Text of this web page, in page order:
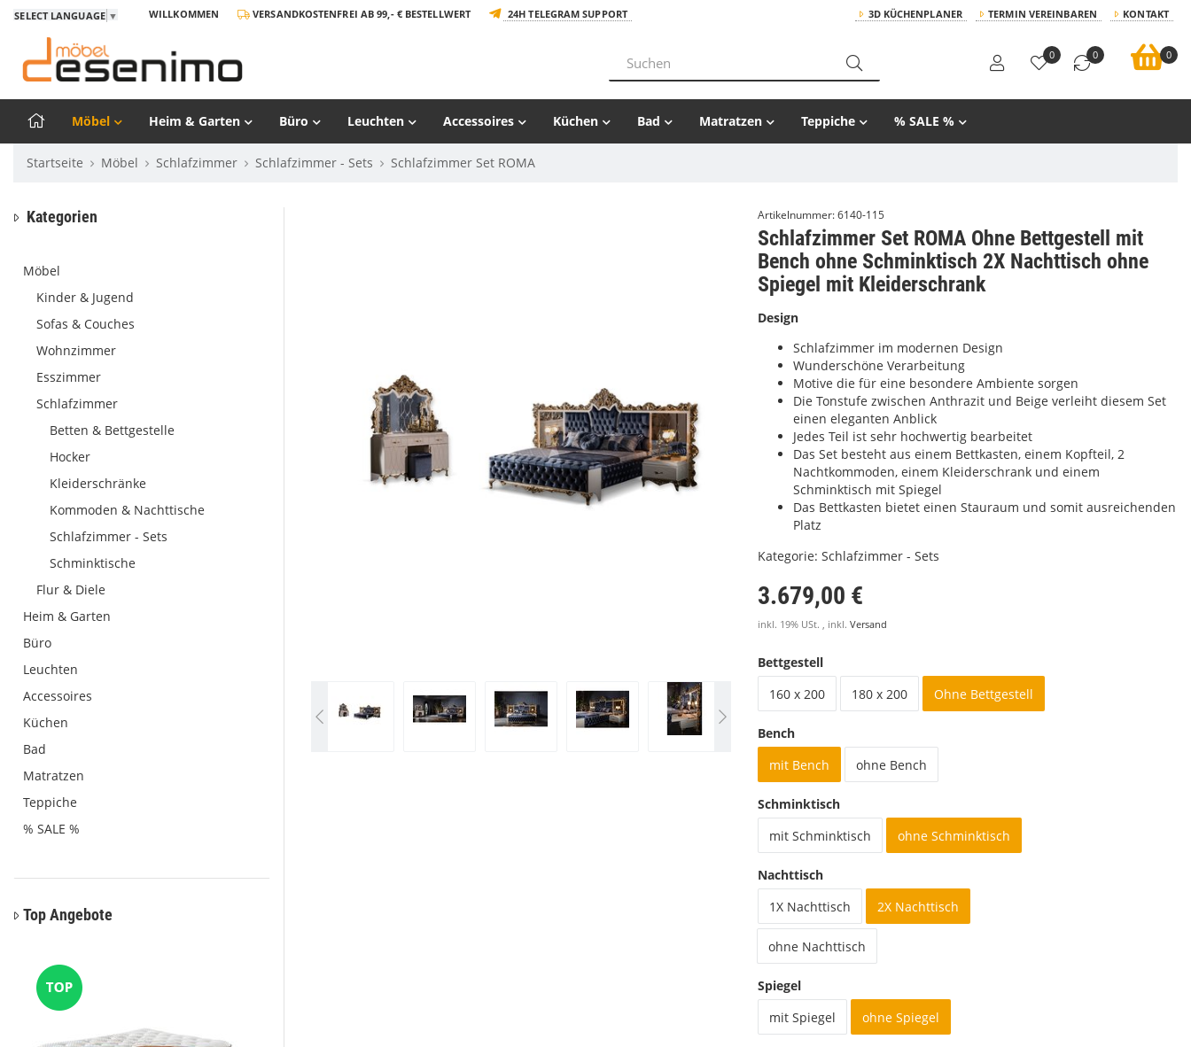
SELECT LANGUAGE ▼ WILLKOMMEN VERSANDKOSTENFREI AB 99,- € BESTELLWERT 24H TELEGRAM SUPPORT 3D KÜCHENPLANER TERMIN VEREINBAREN KONTAKT
0 0 0
Möbel Heim & Garten Büro Leuchten Accessoires Küchen Bad Matratzen Teppiche % SALE %
Startseite Möbel Schlafzimmer Schlafzimmer - Sets Schlafzimmer Set ROMA
Artikelnummer:6140-115
Schlafzimmer Set ROMA Ohne Bettgestell mit
Bench ohne Schminktisch 2X Nachttisch ohne
Spiegel mit Kleiderschrank
Design
Schlafzimmer im modernen Design
Wunderschöne Verarbeitung
Motive die für eine besondere Ambiente sorgen
Die Tonstufe zwischen Anthrazit und Beige verleiht diesem Set
einen eleganten Anblick
Jedes Teil ist sehr hochwertig bearbeitet
Das Set besteht aus einem Bettkasten, einem Kopfteil, 2
Nachtkommoden, einem Kleiderschrank und einem
Schminktisch mit Spiegel
Das Bettkasten bietet einen Stauraum und somit ausreichenden
Platz
Kategorie: Schlafzimmer - Sets
3.679,00 €
inkl. 19% USt. , inkl. Versand
Bettgestell
160 x 200
180 x 200 Ohne Bettgestell
Bench
mit Bench
ohne Bench
Schminktisch
mit Schminktisch
ohne Schminktisch
Nachttisch
1X Nachttisch
2X Nachttisch
ohne Nachttisch
Spiegel
mit Spiegel
ohne Spiegel
Kategorien
Möbel
Kinder & Jugend
Sofas & Couches
Wohnzimmer
Esszimmer
Schlafzimmer
Betten & Bettgestelle
Hocker
Kleiderschränke
Kommoden & Nachttische
Schlafzimmer - Sets
Schminktische
Flur & Diele
Heim & Garten
Büro
Leuchten
Accessoires
Küchen
Bad
Matratzen
Teppiche
% SALE %
Top Angebote